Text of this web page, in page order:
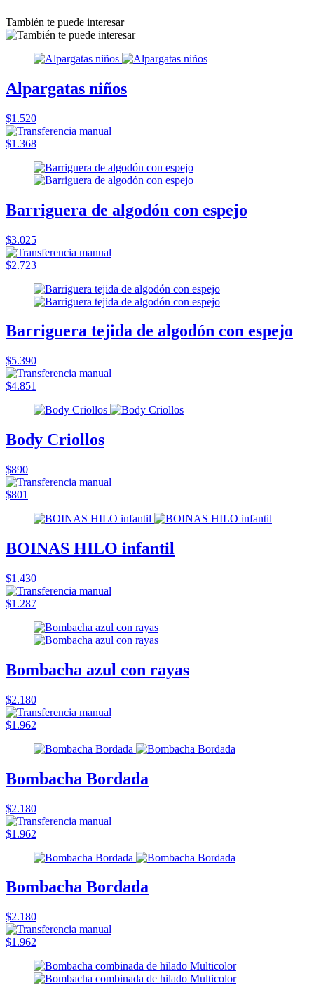
También te puede interesar
Alpargatas niños
$1.520
$1.368
Barriguera de algodón con espejo
$3.025
$2.723
Barriguera tejida de algodón con espejo
$5.390
$4.851
Body Criollos
$890
$801
BOINAS HILO infantil
$1.430
$1.287
Bombacha azul con rayas
$2.180
$1.962
Bombacha Bordada
$2.180
$1.962
Bombacha Bordada
$2.180
$1.962